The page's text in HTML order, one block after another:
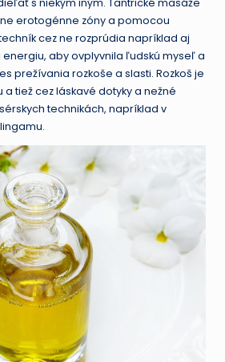
s niekým iným. Tantrické masáže
erotogénne zóny a pomocou
cez ne rozprúdia napríklad aj
energiu, aby ovplyvnila ľudskú myseľ a
prežívania rozkoše a slasti. Rozkoš je
a tiež cez láskavé dotyky a nežné
technikách, napríklad v